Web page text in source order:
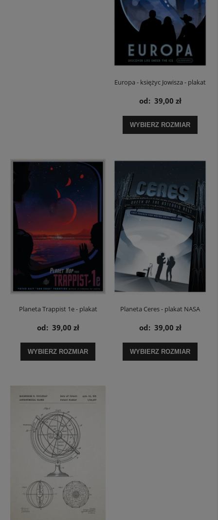
Europa - księżyc Jowisza - plakat
NASA
od: 39,00 zł
WYBIERZ ROZMIAR
Planeta Trappist 1e - plakat
NASA
od: 39,00 zł
WYBIERZ ROZMIAR
Planeta Ceres - plakat NASA
od: 39,00 zł
WYBIERZ ROZMIAR